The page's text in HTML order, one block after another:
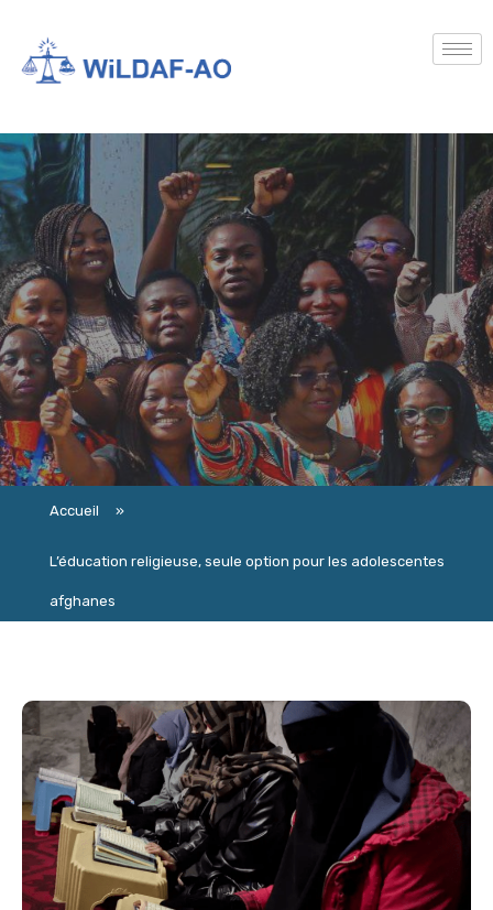
Accueil »
L’éducation religieuse, seule option pour les adolescentes
afghanes